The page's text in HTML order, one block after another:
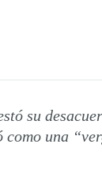
su
una